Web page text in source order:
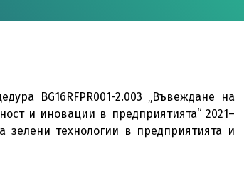
BG16RFPR001-2.003 „Въвеждане на
и иновации в предприятията“ 2021–
технологии в предприятията и